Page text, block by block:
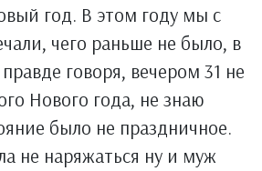
год. В этом году мы с
чего раньше не было, в
говоря, вечером 31 не
Нового года, не знаю
было не праздничное.
не наряжаться ну и муж